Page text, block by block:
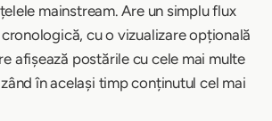
mainstream. Are un simplu flux
cu o vizualizare opțională
afișează postările cu cele mai multe
în același timp conținutul cel mai